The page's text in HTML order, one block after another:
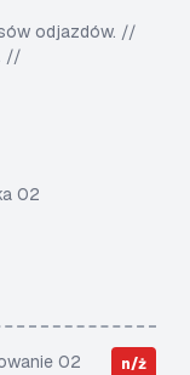
02
02 n/ż
odjazdów. //
//